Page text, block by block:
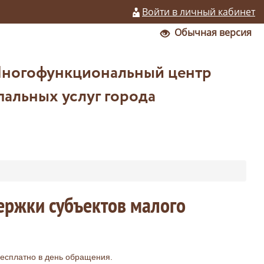
Войти в личный кабинет
Обычная версия
центр
услуг города
субъектов малого
в день обращения.